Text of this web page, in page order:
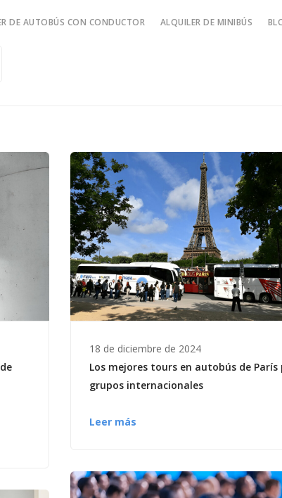
DE AUTOBÚS CON CONDUCTOR ALQUILER DE MINIBÚS
18 de diciembre de 2024
Los mejores tours en autobús de París
grupos internacionales
Leer más